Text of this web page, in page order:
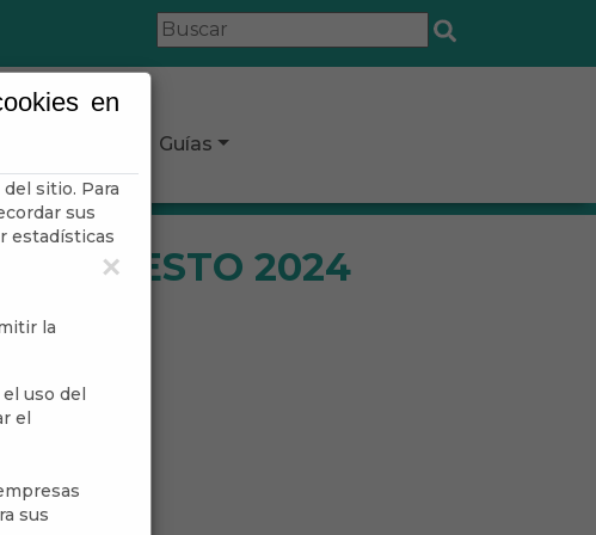
×
en
sitio. Para
sus
estadísticas
la
uso del
el
sus
Guías
2024